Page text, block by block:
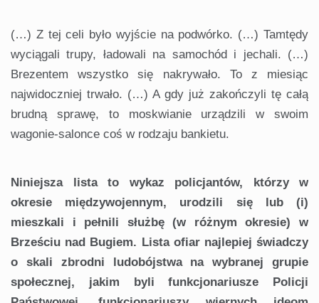
(…) Z tej celi było wyjście na podwórko. (…) Tamtędy
wyciągali trupy, ładowali na samochód i jechali. (…)
Brezentem wszystko się nakrywało. To z miesiąc
najwidoczniej trwało. (…) A gdy już zakończyli tę całą
brudną sprawę, to moskwianie urządzili w swoim
wagonie-salonce coś w rodzaju bankietu.
Niniejsza lista to wykaz policjantów, którzy w
okresie międzywojennym, urodzili się lub (i)
mieszkali i pełnili służbę (w różnym okresie) w
Brześciu nad Bugiem. Lista ofiar najlepiej świadczy
o skali zbrodni ludobójstwa na wybranej grupie
społecznej, jakim byli funkcjonariusze Policji